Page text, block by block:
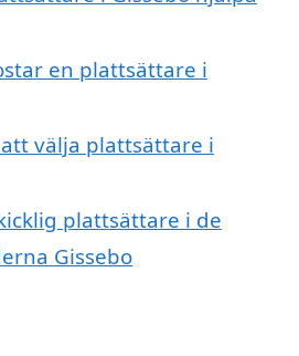
en plattsättare i
välja plattsättare i
plattsättare i de
Gissebo